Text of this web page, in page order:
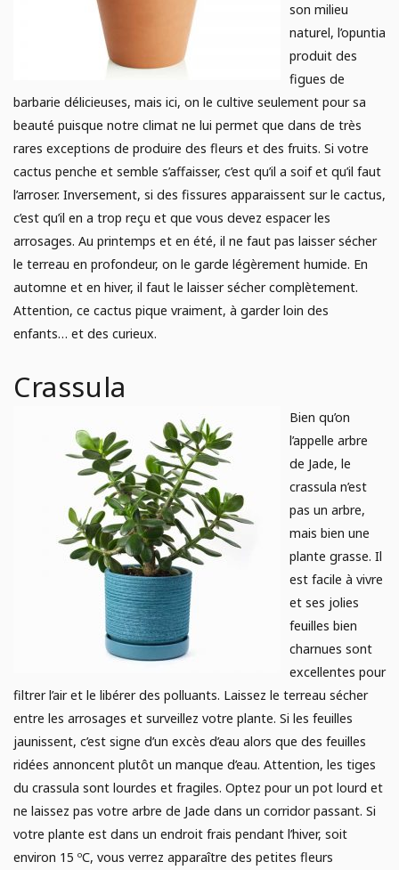
son milieu
naturel, l’opuntia
produit des
figues de
barbarie délicieuses, mais ici, on le cultive seulement pour sa
beauté puisque notre climat ne lui permet que dans de très
rares exceptions de produire des fleurs et des fruits. Si votre
cactus penche et semble s’affaisser, c’est qu’il a soif et qu’il faut
l’arroser. Inversement, si des fissures apparaissent sur le cactus,
c’est qu’il en a trop reçu et que vous devez espacer les
arrosages. Au printemps et en été, il ne faut pas laisser sécher
le terreau en profondeur, on le garde légèrement humide. En
automne et en hiver, il faut le laisser sécher complètement.
Attention, ce cactus pique vraiment, à garder loin des
enfants… et des curieux.
Crassula
Bien qu’on
l’appelle arbre
de Jade, le
crassula n’est
pas un arbre,
mais bien une
plante grasse. Il
est facile à vivre
et ses jolies
feuilles bien
charnues sont
excellentes pour
filtrer l’air et le libérer des polluants. Laissez le terreau sécher
entre les arrosages et surveillez votre plante. Si les feuilles
jaunissent, c’est signe d’un excès d’eau alors que des feuilles
ridées annoncent plutôt un manque d’eau. Attention, les tiges
du crassula sont lourdes et fragiles. Optez pour un pot lourd et
ne laissez pas votre arbre de Jade dans un corridor passant. Si
votre plante est dans un endroit frais pendant l’hiver, soit
environ 15 ºC, vous verrez apparaître des petites fleurs